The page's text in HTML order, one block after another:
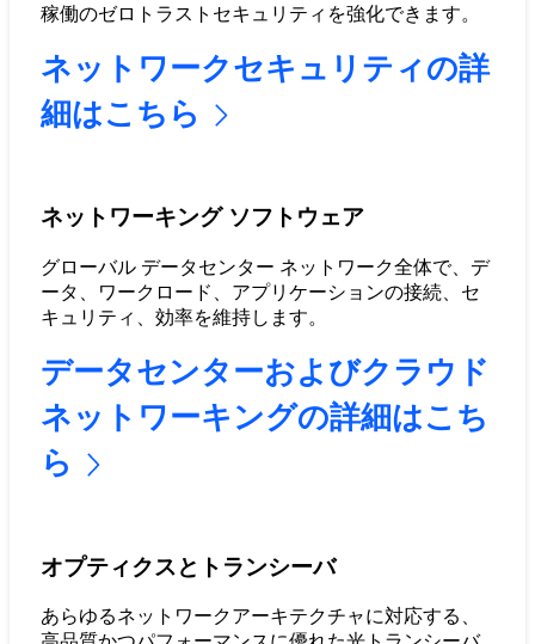
稼働のゼロトラストセキュリティを強化できます。
ネットワークセキュリティの詳
細はこちら
ネットワーキング ソフトウェア
グローバル データセンター ネットワーク全体で、デ
ータ、ワークロード、アプリケーションの接続、セ
キュリティ、効率を維持します。
データセンターおよびクラウド
ネットワーキングの詳細はこち
ら
オプティクスとトランシーバ
あらゆるネットワークアーキテクチャに対応する、